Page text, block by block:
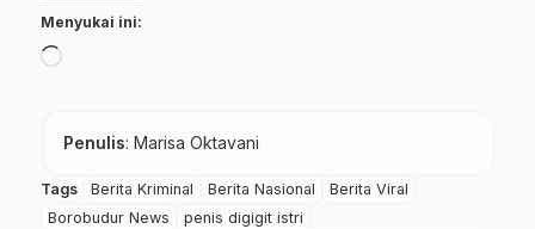
Menyukai ini:
Memuat...
Penulis: Marisa Oktavani
Tags Berita Kriminal Berita Nasional
Berita Viral
Borobudur News
penis digigit istri